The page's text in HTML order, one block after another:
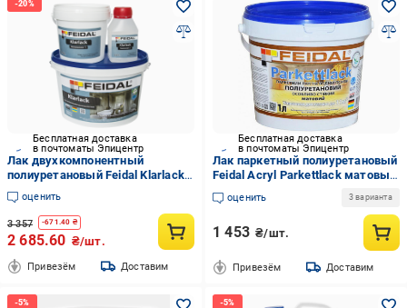
Бесплатная доставка
в почтоматы Эпицентр
Лак двухкомпонентный
полиуретановый Feidal Klarlack 1
л (2034870097)
оценить
3 357 -671.40 ₴
2 685.60 ₴/шт.
Привезём Доставим
Бесплатная доставка
в почтоматы Эпицентр
Лак паркетный полиуретановый
Feidal Acryl Parkettlack матовый
на водной основе для
деревянных полов 1 л
оценить 3 варианта
1 453 ₴/шт.
Привезём Доставим